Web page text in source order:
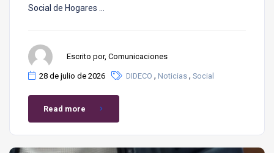
Social de Hogares …
Escrito por, Comunicaciones
28 de julio de 2026 DIDECO , Noticias , Social
Read more